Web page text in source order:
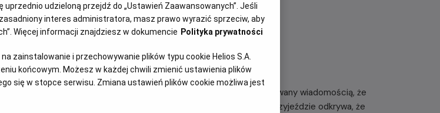
(Ireneusz Czop) po latach emigracji przyjeżdża do Polski, zaalarmowany wiadomością, że
(Maciej Stuhr) popadł w konflikt z mieszkańcami swojej wsi. Po przyjeździe odkrywa, że
udzieloną przejdź do „Ustawień Zaawansowanych”. Jeśli
interes administratora, masz prawo wyrazić sprzeciw, aby
Więcej informacji znajdziesz w dokumencie Polityka prywatności
zainstalowanie i przechowywanie plików typu cookie Helios S.A.
końcowym. Możesz w każdej chwili zmienić ustawienia plików
się w stopce serwisu. Zmiana ustawień plików cookie możliwa jest